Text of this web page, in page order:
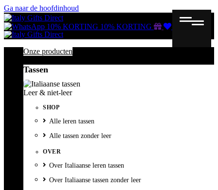
Ga naar de hoofdinhoud
10% KORTING 10% KORTING Gutscheine
Wunschliste
Warenkorb
Onze producten
Tassen
Leer & niet-leer
SHOP
Alle leren tassen
Alle tassen zonder leer
OVER
Over Italiaanse leren tassen
Over Italiaanse tassen zonder leer